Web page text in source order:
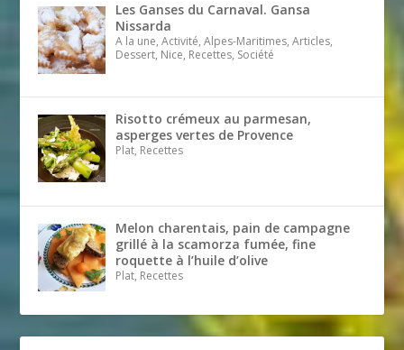
Les Ganses du Carnaval. Gansa
Nissarda
A la une, Activité, Alpes-Maritimes, Articles,
Dessert, Nice, Recettes, Société
Risotto crémeux au parmesan,
asperges vertes de Provence
Plat, Recettes
Melon charentais, pain de campagne
grillé à la scamorza fumée, fine
roquette à l’huile d’olive
Plat, Recettes